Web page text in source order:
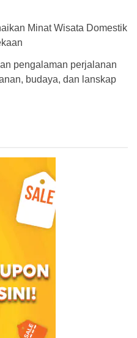
Minat Wisata Domestik
pengalaman perjalanan
budaya, dan lanskap